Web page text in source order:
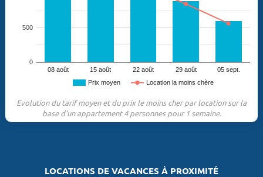
Prix moyen Location la moins chère
08 août 15 août 22 août 29 août 05 sept.
0
500
Evolution du tarif moyen et du prix le moins cher par location sur la
base d'un appartement 4 personnes pour 1 semaine.
LOCATIONS DE VACANCES À PROXIMITÉ